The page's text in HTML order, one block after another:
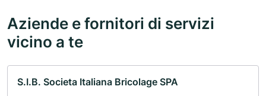
Aziende e fornitori di servizi
vicino a te
S.I.B. Societa Italiana Bricolage SPA